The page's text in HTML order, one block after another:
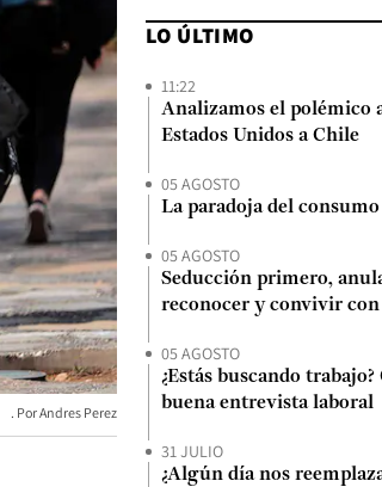
Andres Perez
LO ÚLTIMO
11:22
Analizamos el polémico
Estados Unidos a Chile
05 AGOSTO
La paradoja del
05 AGOSTO
Seducción primero,
reconocer y convivir con
05 AGOSTO
¿Estás buscando
buena entrevista laboral
31 JULIO
¿Algún día nos